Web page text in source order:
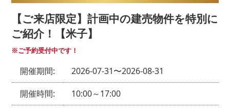
【ご来店限定】計画中の建売物件を特別に
ご紹介！【米子】
※ご予約受付中です！
開催期間:
2026-07-31〜2026-08-31
開催時間:
10:00～17:00
電話
ご紹介
ご紹介者様のお名前をご記入ください